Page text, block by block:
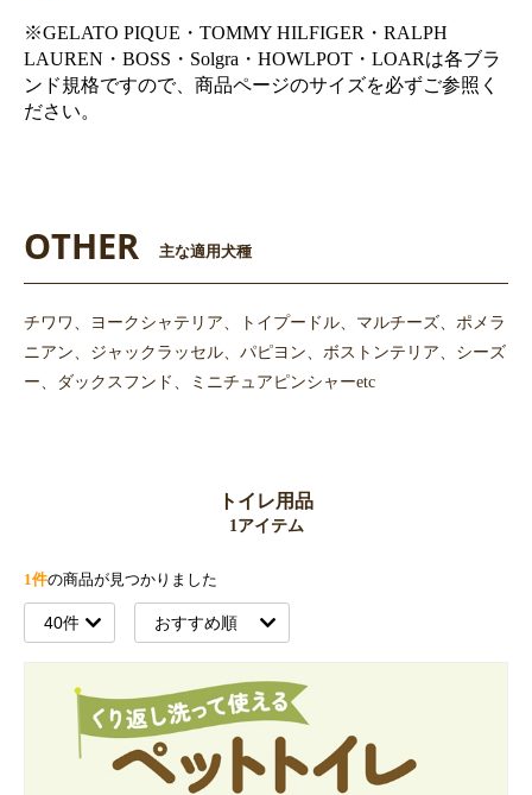
※GELATO PIQUE・TOMMY HILFIGER・RALPH
LAUREN・BOSS・Solgra・HOWLPOT・LOARは各ブラ
ンド規格ですので、商品ページのサイズを必ずご参照く
ださい。
OTHER 主な適用犬種
チワワ、ヨークシャテリア、トイプードル、マルチーズ、ポメラ
ニアン、ジャックラッセル、パピヨン、ボストンテリア、シーズ
ー、ダックスフンド、ミニチュアピンシャーetc
トイレ用品
1アイテム
1件の商品が見つかりました